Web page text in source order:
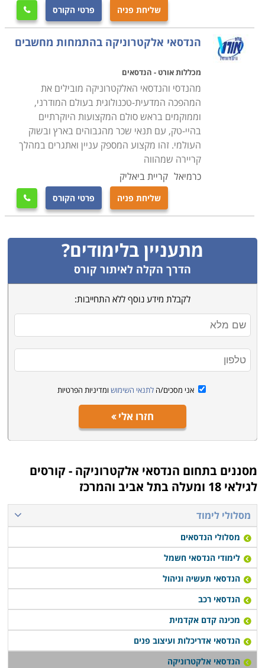
בכל רחבי הארץ ונלמדים במכללות מקצועיות בערים
הגדולות בישראל כדוגמת תל אביב, חיפה, ירושלים ובאר
שבע.
שליחת פניה פרטי הקורס 
הנדסאי אלקטרוניקה בהתמחות מחשבים
מכללות אורט - הנדסאים
מהנדסי והנדסאי האלקטרוניקה מובילים את
המהפכה המדעית-טכנולוגית בעולם המודרני,
וממוקמים בראש סולם המקצועות היוקרתיים
בהיי-טק, עם תנאי שכר מהגבוהים בארץ ובשוק
העולמי. זהו מקצוע המספק עניין ואתגרים במהלך
קריירה שמהווה
כרמיאל קריית ביאליק
שליחת פניה פרטי הקורס 
מתעניין בלימודים?
הדרך הקלה לאיתור קורס
לקבלת מידע נוסף ללא התחייבות:
אני מסכים/ה לתנאי השימוש ומדיניות הפרטיות
חזרו אלי
מסננים בתחום הנדסאי אלקטרוניקה - קורסים
לגילאי 18 ומעלה בתל אביב והמרכז
מסלולי לימוד
מסלולי הנדסאים
לימודי הנדסאי חשמל
הנדסאי תעשיה וניהול
הנדסאי רכב
מכינה קדם אקדמית
הנדסאי אדריכלות ועיצוב פנים
הנדסאי אלקטרוניקה